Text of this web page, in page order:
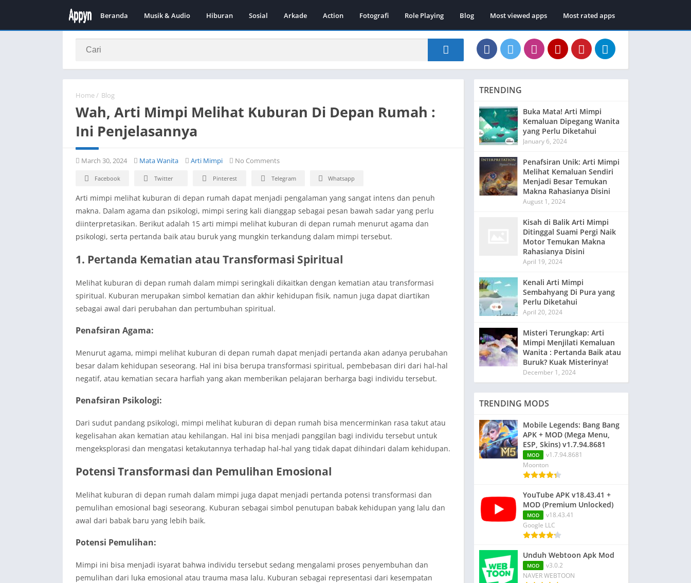
Beranda Musik & Audio Hiburan Sosial Arkade Action Fotografi Role Playing Blog Most viewed apps Most rated apps
Home / Blog
Wah, Arti Mimpi Melihat Kuburan Di Depan Rumah :
Ini Penjelasannya
March 30, 2024 Mata Wanita Arti Mimpi No Comments
Facebook Twitter Pinterest Telegram Whatsapp
Arti mimpi melihat kuburan di depan rumah dapat menjadi pengalaman yang sangat intens dan penuh
makna. Dalam agama dan psikologi, mimpi sering kali dianggap sebagai pesan bawah sadar yang perlu
diinterpretasikan. Berikut adalah 15 arti mimpi melihat kuburan di depan rumah menurut agama dan
psikologi, serta pertanda baik atau buruk yang mungkin terkandung dalam mimpi tersebut.
1. Pertanda Kematian atau Transformasi Spiritual
Melihat kuburan di depan rumah dalam mimpi seringkali dikaitkan dengan kematian atau transformasi
spiritual. Kuburan merupakan simbol kematian dan akhir kehidupan fisik, namun juga dapat diartikan
sebagai awal dari perubahan dan pertumbuhan spiritual.
Penafsiran Agama:
Menurut agama, mimpi melihat kuburan di depan rumah dapat menjadi pertanda akan adanya perubahan
besar dalam kehidupan seseorang. Hal ini bisa berupa transformasi spiritual, pembebasan diri dari hal-hal
negatif, atau kematian secara harfiah yang akan memberikan pelajaran berharga bagi individu tersebut.
Penafsiran Psikologi:
Dari sudut pandang psikologi, mimpi melihat kuburan di depan rumah bisa mencerminkan rasa takut atau
kegelisahan akan kematian atau kehilangan. Hal ini bisa menjadi panggilan bagi individu tersebut untuk
mengeksplorasi dan mengatasi ketakutannya terhadap hal-hal yang tidak dapat dihindari dalam kehidupan.
Potensi Transformasi dan Pemulihan Emosional
Melihat kuburan di depan rumah dalam mimpi juga dapat menjadi pertanda potensi transformasi dan
pemulihan emosional bagi seseorang. Kuburan sebagai simbol penutupan babak kehidupan yang lalu dan
awal dari babak baru yang lebih baik.
Potensi Pemulihan:
Mimpi ini bisa menjadi isyarat bahwa individu tersebut sedang mengalami proses penyembuhan dan
pemulihan dari luka emosional atau trauma masa lalu. Kuburan sebagai representasi dari kesempatan
TRENDING
Buka Mata! Arti Mimpi
Kemaluan Dipegang Wanita
yang Perlu Diketahui
January 6, 2024
Penafsiran Unik: Arti Mimpi
Melihat Kemaluan Sendiri
Menjadi Besar Temukan
Makna Rahasianya Disini
August 1, 2024
Kisah di Balik Arti Mimpi
Ditinggal Suami Pergi Naik
Motor Temukan Makna
Rahasianya Disini
April 19, 2024
Kenali Arti Mimpi
Sembahyang Di Pura yang
Perlu Diketahui
April 20, 2024
Misteri Terungkap: Arti
Mimpi Menjilati Kemaluan
Wanita : Pertanda Baik atau
Buruk? Kuak Misterinya!
December 1, 2024
TRENDING MODS
Mobile Legends: Bang Bang
APK + MOD (Mega Menu,
ESP, Skins) v1.7.94.8681
MOD
v1.7.94.8681
Moonton
YouTube APK v18.43.41 +
MOD (Premium Unlocked)
MOD
v18.43.41
Google LLC
Unduh Webtoon Apk Mod
MOD
v3.0.2
NAVER WEBTOON